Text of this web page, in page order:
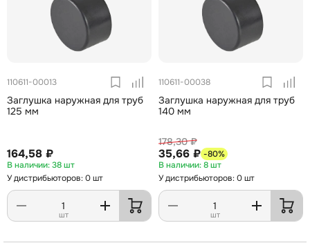
110611-00013
Заглушка наружная для труб
125 мм
164,58 ₽
38 шт
У дистрибьюторов: 0 шт
шт
110611-00038
Заглушка наружная для труб
140 мм
178,30 ₽
35,66 ₽ -80%
8 шт
У дистрибьюторов: 0 шт
шт